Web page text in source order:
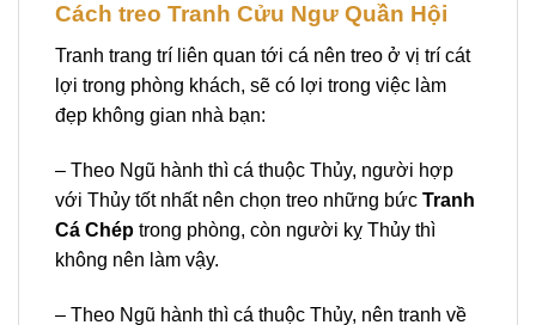
Cách treo Tranh Cửu Ngư Quần Hội
Tranh trang trí liên quan tới cá nên treo ở vị trí cát
lợi trong phòng khách, sẽ có lợi trong việc làm
đẹp không gian nhà bạn:
– Theo Ngũ hành thì cá thuộc Thủy, người hợp
với Thủy tốt nhất nên chọn treo những bức Tranh
Cá Chép trong phòng, còn người kỵ Thủy thì
không nên làm vậy.
– Theo Ngũ hành thì cá thuộc Thủy, nên tranh về